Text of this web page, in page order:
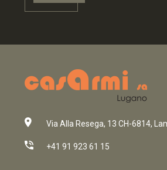
Via Alla Resega, 13 CH-6814,
+41 91 923 61 15